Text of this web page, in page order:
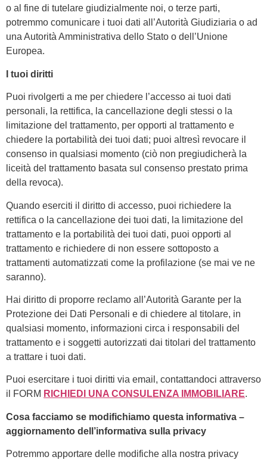
o al fine di tutelare giudizialmente noi, o terze parti,
potremmo comunicare i tuoi dati all’Autorità Giudiziaria o ad
una Autorità Amministrativa dello Stato o dell’Unione
Europea.
I tuoi diritti
Puoi rivolgerti a me per chiedere l’accesso ai tuoi dati
personali, la rettifica, la cancellazione degli stessi o la
limitazione del trattamento, per opporti al trattamento e
chiedere la portabilità dei tuoi dati; puoi altresì revocare il
consenso in qualsiasi momento (ciò non pregiudicherà la
liceità del trattamento basata sul consenso prestato prima
della revoca).
Quando eserciti il diritto di accesso, puoi richiedere la
rettifica o la cancellazione dei tuoi dati, la limitazione del
trattamento e la portabilità dei tuoi dati, puoi opporti al
trattamento e richiedere di non essere sottoposto a
trattamenti automatizzati come la profilazione (se mai ve ne
saranno).
Hai diritto di proporre reclamo all’Autorità Garante per la
Protezione dei Dati Personali e di chiedere al titolare, in
qualsiasi momento, informazioni circa i responsabili del
trattamento e i soggetti autorizzati dai titolari del trattamento
a trattare i tuoi dati.
Puoi esercitare i tuoi diritti via email, contattandoci attraverso
il FORM RICHIEDI UNA CONSULENZA IMMOBILIARE.
Cosa facciamo se modifichiamo questa informativa –
aggiornamento dell’informativa sulla privacy
Potremmo apportare delle modifiche alla nostra privacy